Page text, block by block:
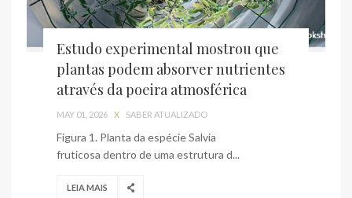
Estudo experimental mostrou que
plantas podem absorver nutrientes
através da poeira atmosférica
MAY 01, 2026 X SABER ATUALIZADO
Figura 1. Planta da espécie Salvia
fruticosa dentro de uma estrutura d...
LEIA MAIS